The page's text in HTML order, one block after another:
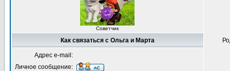
Советчик
Как связаться с Ольга и Марта
Адрес e-mail:
Личное сообщение: